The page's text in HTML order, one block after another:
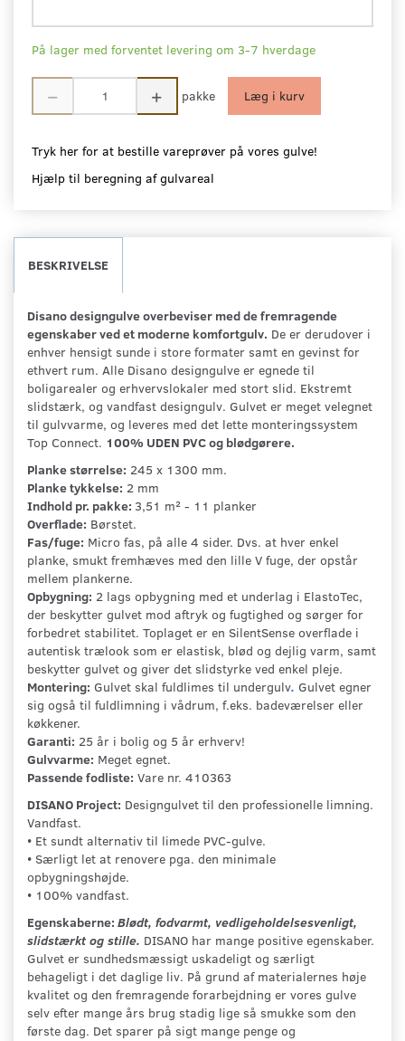
På lager med forventet levering om 3-7 hverdage
pakke Læg i kurv
Tryk her for at bestille vareprøver på vores gulve!
Hjælp til beregning af gulvareal
BESKRIVELSE
Disano designgulve overbeviser med de fremragende
egenskaber ved et moderne komfortgulv. De er derudover i
enhver hensigt sunde i store formater samt en gevinst for
ethvert rum. Alle Disano designgulve er egnede til
boligarealer og erhvervslokaler med stort slid. Ekstremt
slidstærk, og vandfast designgulv. Gulvet er meget velegnet
til gulvvarme, og leveres med det lette monteringssystem
Top Connect. 100% UDEN PVC og blødgørere.
Planke størrelse: 245 x 1300 mm.
Planke tykkelse: 2 mm
Indhold pr. pakke: 3,51 m² - 11 planker
Overflade: Børstet.
Fas/fuge: Micro fas, på alle 4 sider. Dvs. at hver enkel
planke, smukt fremhæves med den lille V fuge, der opstår
mellem plankerne.
Opbygning: 2 lags opbygning med et underlag i ElastoTec,
der beskytter gulvet mod aftryk og fugtighed og sørger for
forbedret stabilitet. Toplaget er en SilentSense overflade i
autentisk trælook som er elastisk, blød og dejlig varm, samt
beskytter gulvet og giver det slidstyrke ved enkel pleje.
Montering: Gulvet skal fuldlimes til undergulv. Gulvet egner
sig også til fuldlimning i vådrum, f.eks. badeværelser eller
køkkener.
Garanti: 25 år i bolig og 5 år erhverv!
Gulvvarme: Meget egnet.
Passende fodliste: Vare nr. 410363
DISANO Project: Designgulvet til den professionelle limning.
Vandfast.
• Et sundt alternativ til limede PVC-gulve.
• Særligt let at renovere pga. den minimale
opbygningshøjde.
• 100% vandfast.
Egenskaberne: Blødt, fodvarmt, vedligeholdelsesvenligt,
slidstærkt og stille. DISANO har mange positive egenskaber.
Gulvet er sundhedsmæssigt uskadeligt og særligt
behageligt i det daglige liv. På grund af materialernes høje
kvalitet og den fremragende forarbejdning er vores gulve
selv efter mange års brug stadig lige så smukke som den
første dag. Det sparer på sigt mange penge og